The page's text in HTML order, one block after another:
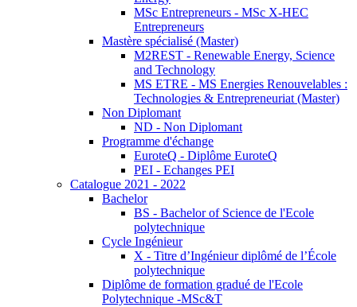
MSc Entrepreneurs - MSc X-HEC
Entrepreneurs
Mastère spécialisé (Master)
M2REST - Renewable Energy, Science
and Technology
MS ETRE - MS Energies Renouvelables :
Technologies & Entrepreneuriat (Master)
Non Diplomant
ND - Non Diplomant
Programme d'échange
EuroteQ - Diplôme EuroteQ
PEI - Echanges PEI
Catalogue 2021 - 2022
Bachelor
BS - Bachelor of Science de l'Ecole
polytechnique
Cycle Ingénieur
X - Titre d’Ingénieur diplômé de l’École
polytechnique
Diplôme de formation gradué de l'Ecole
Polytechnique -MSc&T